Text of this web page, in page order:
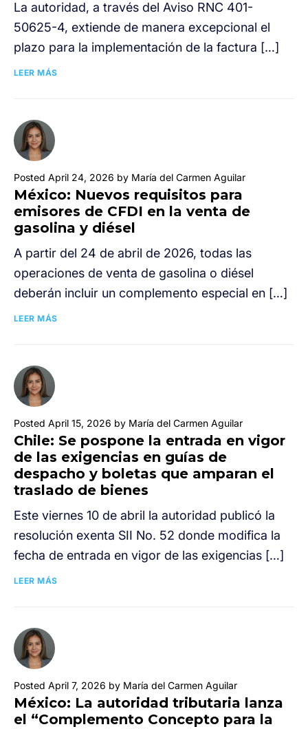
La autoridad, a través del Aviso RNC 401-
50625-4, extiende de manera excepcional el
plazo para la implementación de la factura […]
LEER MÁS
Posted April 24, 2026 by María del Carmen Aguilar
México: Nuevos requisitos para
emisores de CFDI en la venta de
gasolina y diésel
A partir del 24 de abril de 2026, todas las
operaciones de venta de gasolina o diésel
deberán incluir un complemento especial en […]
LEER MÁS
Posted April 15, 2026 by María del Carmen Aguilar
Chile: Se pospone la entrada en vigor
de las exigencias en guías de
despacho y boletas que amparan el
traslado de bienes
Este viernes 10 de abril la autoridad publicó la
resolución exenta SII No. 52 donde modifica la
fecha de entrada en vigor de las exigencias […]
LEER MÁS
Posted April 7, 2026 by María del Carmen Aguilar
México: La autoridad tributaria lanza
el “Complemento Concepto para la